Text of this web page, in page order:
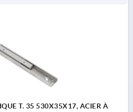
T. 35 530X35X17, ACIER À